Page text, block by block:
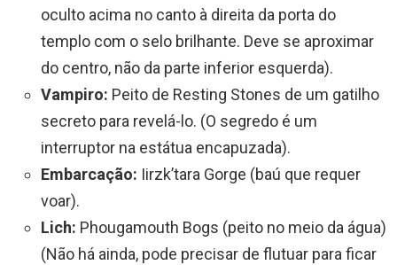
oculto acima no canto à direita da porta do
templo com o selo brilhante. Deve se aproximar
do centro, não da parte inferior esquerda).
Vampiro: Peito de Resting Stones de um gatilho
secreto para revelá-lo. (O segredo é um
interruptor na estátua encapuzada).
Embarcação: Iirzk’tara Gorge (baú que requer
voar).
Lich: Phougamouth Bogs (peito no meio da água)
(Não há ainda, pode precisar de flutuar para ficar